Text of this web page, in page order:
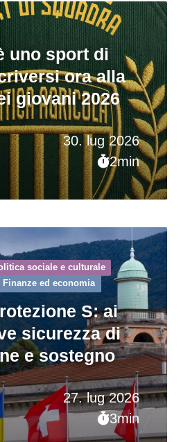
30. lug 2026
2min
uno sport di
ora alla
giovani 2026
27. lug 2026
3min
sociale e culturale
Finanze ed economia
S: ai
sicurezza di
e sostegno